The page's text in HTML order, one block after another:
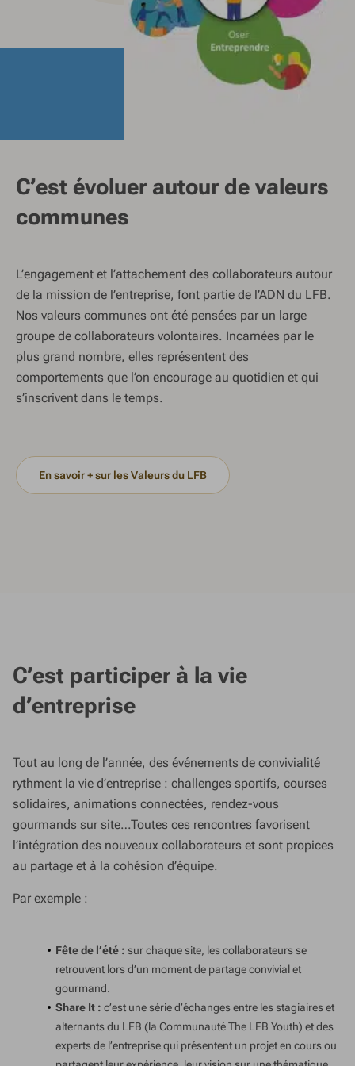
C’est évoluer autour de valeurs
communes
L’engagement et l’attachement des collaborateurs autour
de la mission de l’entreprise, font partie de l’ADN du LFB.
Nos valeurs communes ont été pensées par un large
groupe de collaborateurs volontaires. Incarnées par le
plus grand nombre, elles représentent des
comportements que l’on encourage au quotidien et qui
s’inscrivent dans le temps.
En savoir + sur les Valeurs du LFB
C’est participer à la vie
d’entreprise
Tout au long de l’année, des événements de convivialité
rythment la vie d’entreprise : challenges sportifs, courses
solidaires, animations connectées, rendez-vous
gourmands sur site…Toutes ces rencontres favorisent
l’intégration des nouveaux collaborateurs et sont propices
au partage et à la cohésion d’équipe.
Par exemple :
Fête de l’été : sur chaque site, les collaborateurs se
retrouvent lors d’un moment de partage convivial et
gourmand.
Share It : c’est une série d’échanges entre les stagiaires et
alternants du LFB (la Communauté The LFB Youth) et des
experts de l’entreprise qui présentent un projet en cours ou